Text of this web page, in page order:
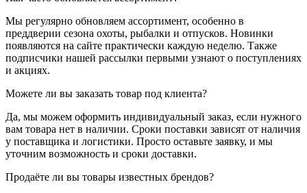
Мы регулярно обновляем ассортимент, особенно в
преддверии сезона охоты, рыбалки и отпусков. Новинки
появляются на сайте практически каждую неделю. Также
подписчики нашей рассылки первыми узнают о поступлениях
и акциях.
Можете ли вы заказать товар под клиента?
Да, мы можем оформить индивидуальный заказ, если нужного
вам товара нет в наличии. Сроки поставки зависят от наличия
у поставщика и логистики. Просто оставьте заявку, и мы
уточним возможность и сроки доставки.
Продаёте ли вы товары известных брендов?